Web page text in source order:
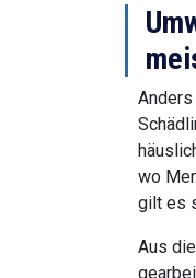
wo
gilt es
Aus